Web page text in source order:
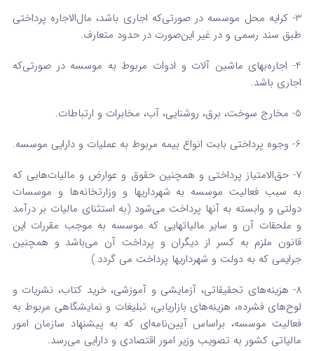
3- کرایه محل موسسه در صورتی‌که اجاری باشد، مال‌الاجاره پرداختی
طبق سند رسمی و در غیر این‌صورت در حدود متعارف.
4- اجاره‌بهای ماشین ­آلات و ادوات مربوط به موسسه در صورتی‌که
اجاری باشد.
5- مخارج سوخت، برق، روشنایی، آب، مخابرات و ارتباطات.
6- وجوه پرداختی بابت انواع بیمه مربوط به عملیات و دارایی موسسه.
7- حق‌الامتیاز پرداختی و همچنین حقوق و عوارض و مالیات‌هایی که
به سبب فعالیت موسسه به شهرداریها و وزارتخانه‌ها و موسسات
دولتی ‌و وابسته به آنها پرداخت می‌شود (‌به استثنای مالیات بر درآمد
و ملحقات آن و سایر مالیات­هایی که موسسه به موجب مقررات این
قانون ملزم به کسر از‌ دیگران و پرداخت آن می‌باشد و همچنین
جرایمی که به دولت و شهرداریها پرداخت می­ گردد.)
8- هزینه‌های تحقیقاتی، آزمایشی و آموزشی، خرید کتاب، نشریات و
لوح‌های فشرده، هزینه‌های بازاریابی، تبلیغات و نمایشگاهی مربوط به
فعالیت ‌موسسه، براساس آیین‌نامه‌ای که به پیشنهاد سازمان امور
مالیاتی کشور به تصویب وزیر امور اقتصادی و دارایی می‌رسد.